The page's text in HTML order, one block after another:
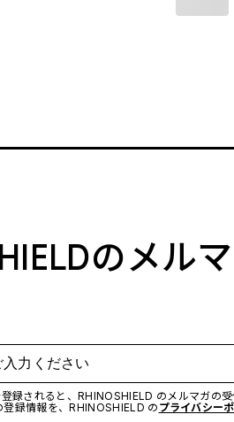
のメル
力ください
録されると、RHINOSHIELD のメルマガの受
録情報を、RHINOSHIELD の プライバシー